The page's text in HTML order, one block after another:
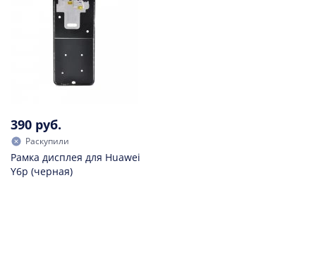
390 руб.
Раскупили
Рамка дисплея для Huawei
Y6p (черная)